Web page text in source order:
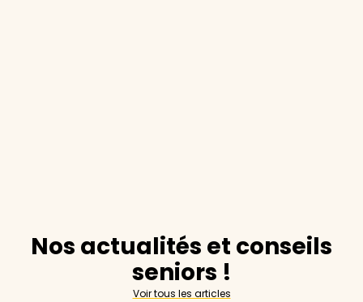
Nos actualités et conseils
seniors !
Voir tous les articles